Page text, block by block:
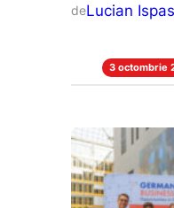
deLucian Ispas
3 octombrie